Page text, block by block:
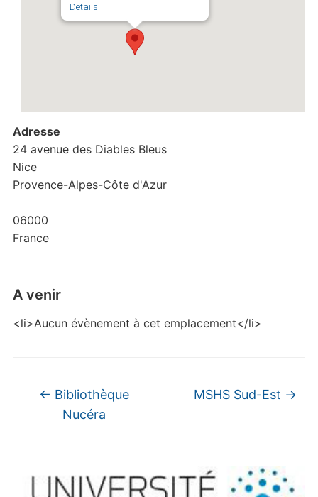
Details
Adresse
24 avenue des Diables Bleus
Nice
Provence-Alpes-Côte d'Azur
06000
France
A venir
<li>Aucun évènement à cet emplacement</li>
← Bibliothèque
Nucéra
MSHS Sud-Est →